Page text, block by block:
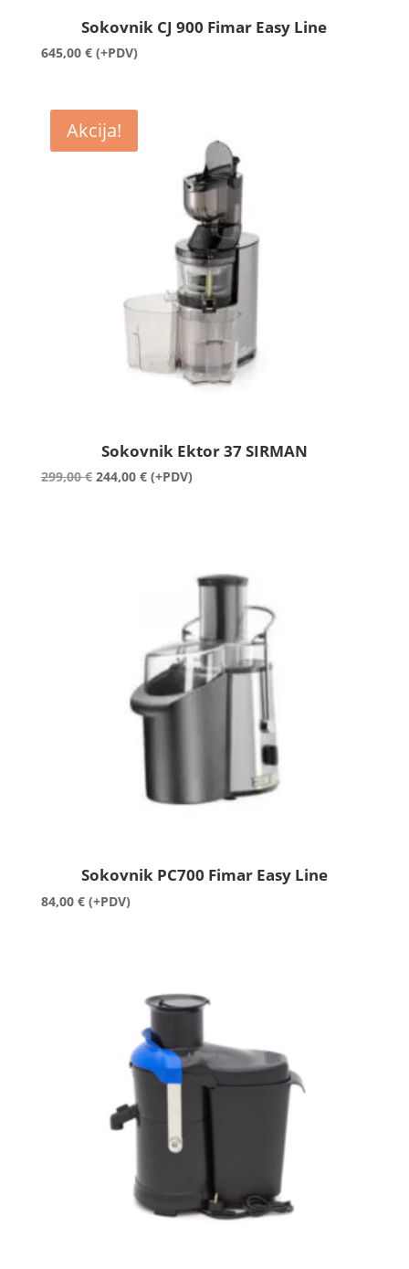
Sokovnik CJ 900 Fimar Easy Line
645,00 € (+PDV)
Akcija!
Sokovnik Ektor 37 SIRMAN
299,00€ Izvorna
244,00 €Trenutna
(+PDV)
Sokovnik PC700 Fimar Easy Line
84,00 € (+PDV)